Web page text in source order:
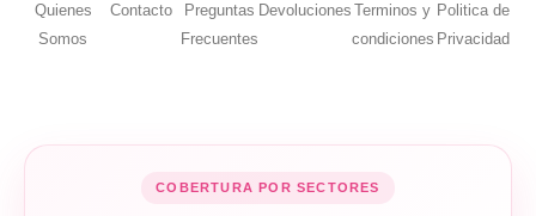
Quienes
Somos
Contacto
Preguntas
Frecuentes
Devoluciones Terminos y
condiciones
Politica de
Privacidad
COBERTURA POR SECTORES